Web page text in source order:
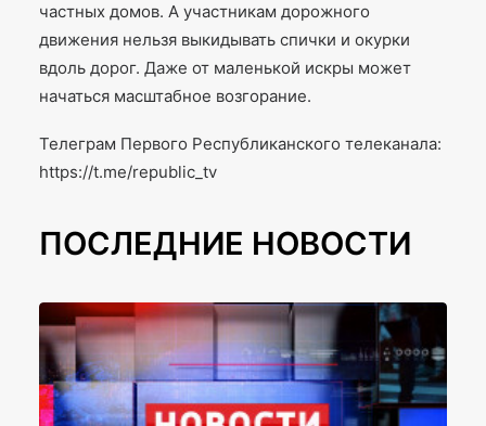
частных домов. А участникам дорожного
движения нельзя выкидывать спички и окурки
вдоль дорог. Даже от маленькой искры может
начаться масштабное возгорание.
Телеграм Первого Республиканского телеканала:
https://t.me/republic_tv
ПОСЛЕДНИЕ НОВОСТИ